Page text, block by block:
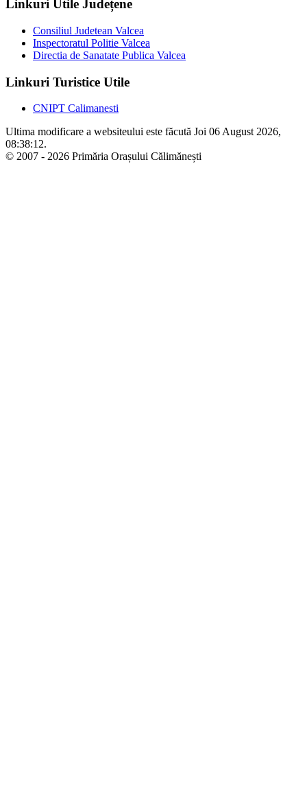
Linkuri Utile Județene
Consiliul Judetean Valcea
Inspectoratul Politie Valcea
Directia de Sanatate Publica Valcea
Linkuri Turistice Utile
CNIPT Calimanesti
Ultima modificare a websiteului este făcută Joi 06 August 2026,
08:38:12.
© 2007 - 2026 Primăria Orașului Călimănești